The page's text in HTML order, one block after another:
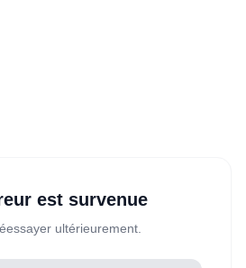
est survenue
ultérieurement.